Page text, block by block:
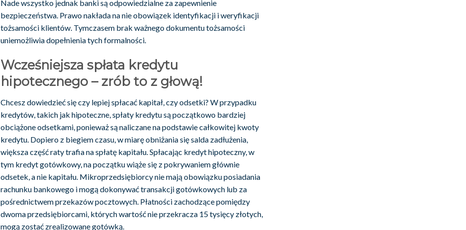
Nade wszystko jednak banki są odpowiedzialne za zapewnienie
bezpieczeństwa. Prawo nakłada na nie obowiązek identyfikacji i weryfikacji
tożsamości klientów. Tymczasem brak ważnego dokumentu tożsamości
uniemożliwia dopełnienia tych formalności.
Wcześniejsza spłata kredytu
hipotecznego – zrób to z głową!
Chcesz dowiedzieć się czy lepiej spłacać kapitał, czy odsetki? W przypadku
kredytów, takich jak hipoteczne, spłaty kredytu są początkowo bardziej
obciążone odsetkami, ponieważ są naliczane na podstawie całkowitej kwoty
kredytu. Dopiero z biegiem czasu, w miarę obniżania się salda zadłużenia,
większa część raty trafia na spłatę kapitału. Spłacając kredyt hipoteczny, w
tym kredyt gotówkowy, na początku wiąże się z pokrywaniem głównie
odsetek, a nie kapitału. Mikroprzedsiębiorcy nie mają obowiązku posiadania
rachunku bankowego i mogą dokonywać transakcji gotówkowych lub za
pośrednictwem przekazów pocztowych. Płatności zachodzące pomiędzy
dwoma przedsiębiorcami, których wartość nie przekracza 15 tysięcy złotych,
mogą zostać zrealizowane gotówką.